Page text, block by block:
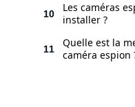
Les caméras
installer ?
Quelle est la
caméra espion